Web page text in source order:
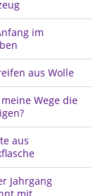
im
aus Wolle
Wege die
aus
Jahrgang